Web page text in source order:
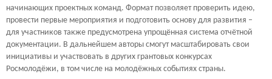
начинающих проектных команд. Формат позволяет проверить идею,
провести первые мероприятия и подготовить основу для развития –
для участников также предусмотрена упрощённая система отчётной
документации. В дальнейшем авторы смогут масштабировать свои
инициативы и участвовать в других грантовых конкурсах
Росмолодёжи, в том числе на молодёжных событиях страны.